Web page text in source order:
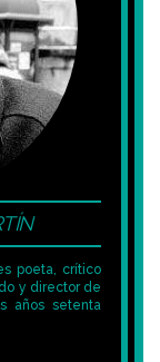
poeta, crítico
y director de
años setenta